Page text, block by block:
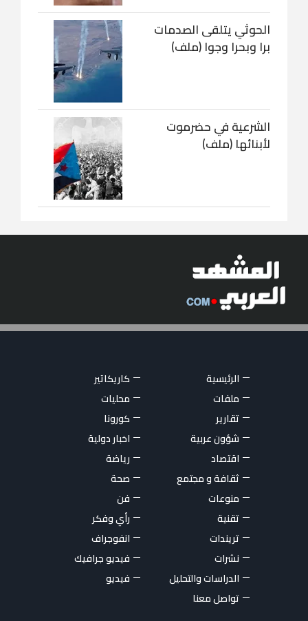
الحوثي يتلقى الصدمات
برا وبحرا وجوا (ملف)
الشرعية في حضرموت
لأبنائها (ملف)
الرئيسية
كاريكاتير
ملفات
محليات
تقارير
كورونا
شؤون عربية
اخبار دولية
اقتصاد
رياضة
ثقافة و مجتمع
صحة
منوعات
فن
تقنية
رأي وفكر
تريندات
انفوجراف
نشرات
فيديو جرافيك
الدراسات والتحليل
فيديو
تواصل معنا